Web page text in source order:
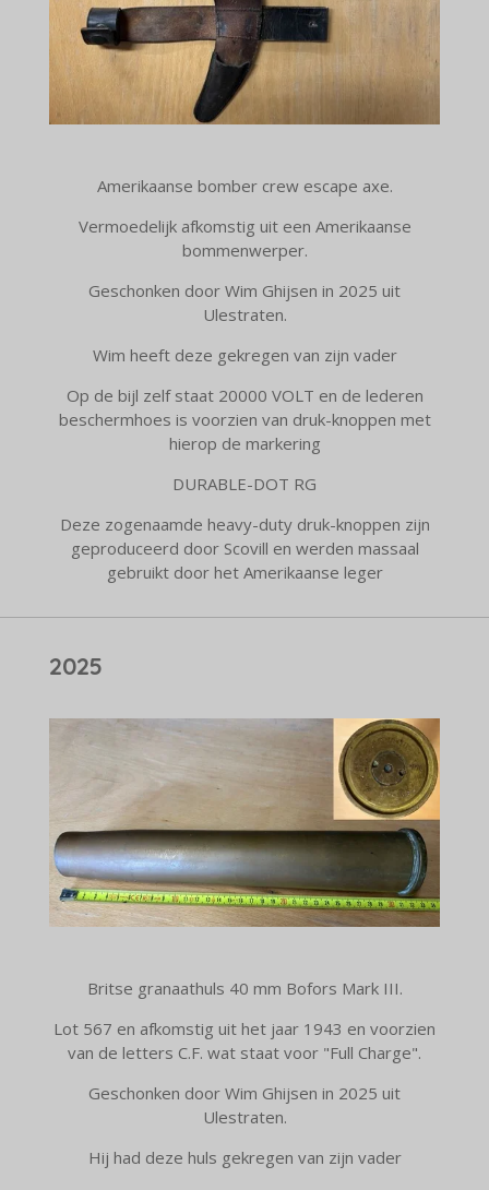
Amerikaanse bomber crew escape axe.
Vermoedelijk afkomstig uit een Amerikaanse
bommenwerper.
Geschonken door Wim Ghijsen in 2025 uit
Ulestraten.
Wim heeft deze gekregen van zijn vader
Op de bijl zelf staat 20000 VOLT en de lederen
beschermhoes is voorzien van druk-knoppen met
hierop de markering
DURABLE-DOT RG
Deze zogenaamde heavy-duty druk-knoppen zijn
geproduceerd door Scovill en werden massaal
gebruikt door het Amerikaanse leger
2025
Britse granaathuls 40 mm Bofors Mark III.
Lot 567 en afkomstig uit het jaar 1943 en voorzien
van de letters C.F. wat staat voor "Full Charge".
Geschonken door Wim Ghijsen in 2025 uit
Ulestraten.
Hij had deze huls gekregen van zijn vader